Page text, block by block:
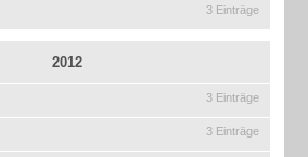
3 Einträge
2012
3 Einträge
3 Einträge